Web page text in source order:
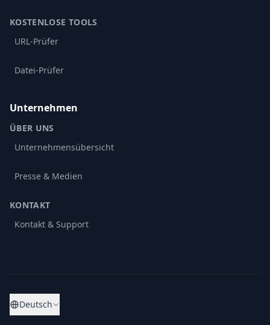
KOSTENLOSE TOOLS
URL-Prüfer
Datei-Prüfer
Unternehmen
ÜBER UNS
Unternehmensübersicht
Presse & Medien
KONTAKT
Kontakt & Support
Deutsch